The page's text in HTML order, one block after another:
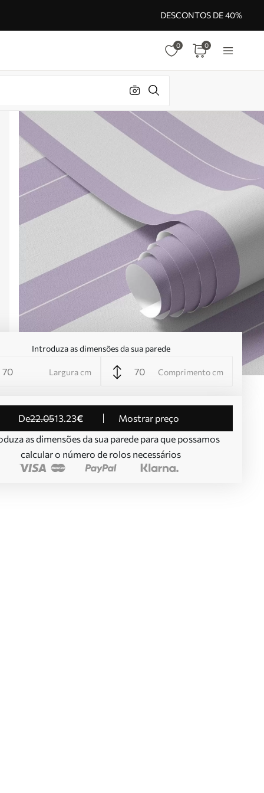
DESCONTOS DE 40%
0 0
Introduza as dimensões da sua parede
Largura cm Comprimento cm
de22.0513.23€
Mostrar preço
as dimensões da sua parede para que possamos
calcular o número de rolos necessários